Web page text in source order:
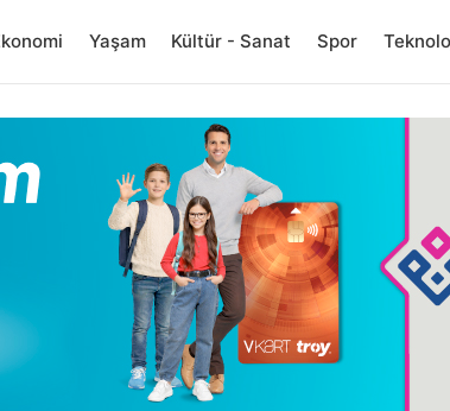
Yaşam Kültür - Sanat Spor